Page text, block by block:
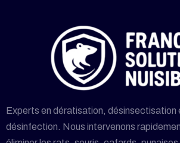
Experts en dératisation, désinsectisation
désinfection. Nous intervenons